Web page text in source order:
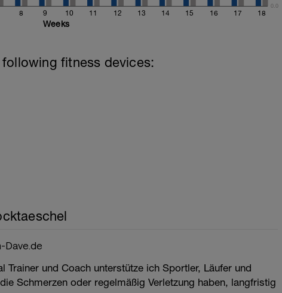
8 9 10 11 12 13 14 15 16 17 18
0.0
Weeks
fitness devices:
Dave.de
Trainer und Coach unterstütze ich Sportler, Läufer und
Schmerzen oder regelmäßig Verletzung haben, langfristig